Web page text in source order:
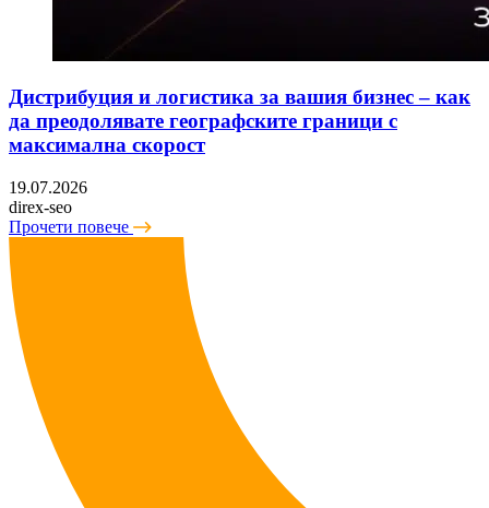
Дистрибуция и логистика за вашия бизнес – как
да преодолявате географските граници с
максимална скорост
19.07.2026
direx-seo
Прочети повече